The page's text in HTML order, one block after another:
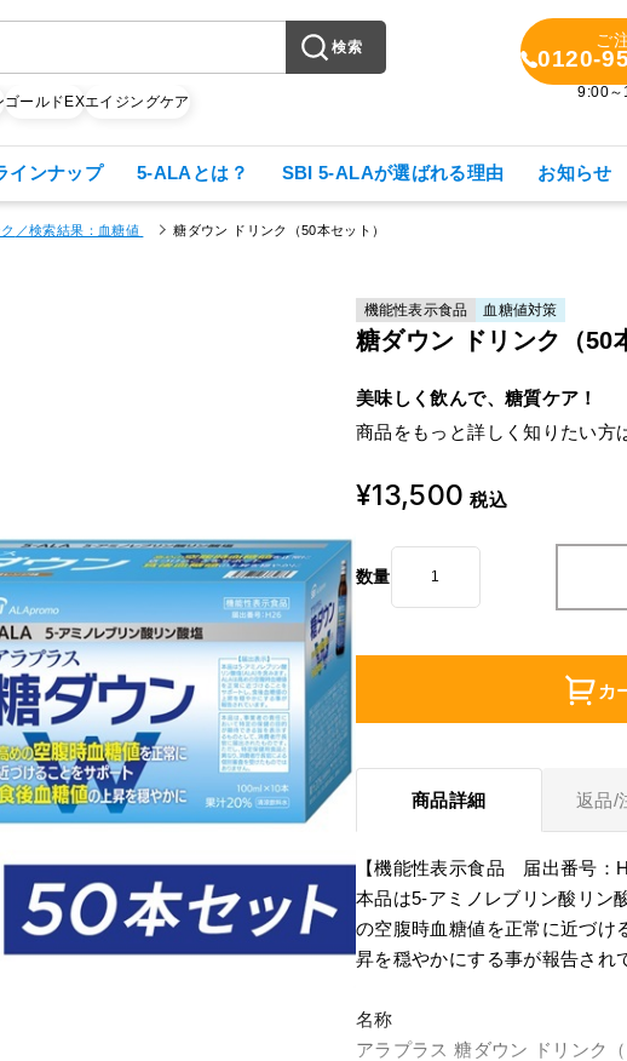
検索
ゴールドEXエイジングケア
ご
0120-
9:00～
インナップ 5-ALAとは？ SBI 5-ALAが選ばれる理由 お知らせ
／検索結果：血糖値 糖ダウン ドリンク（50本セット）
機能性表示食品 血糖値対策
糖ダウン ドリンク（50
美味しく飲んで、糖質ケア！
商品をもっと詳しく知りたい方
¥13,500 税込
数量
カ
商品詳細 返品/
【機能性表示食品 届出番号：
本品は5-アミノレブリン酸リン
の空腹時血糖値を正常に近づけ
昇を穏やかにする事が報告され
名称
アラプラス 糖ダウン ドリンク